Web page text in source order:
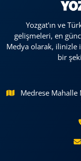
Yozgat'ın ve
gelişmeleri, en
Medya olarak, ilinizle
bir
Medrese